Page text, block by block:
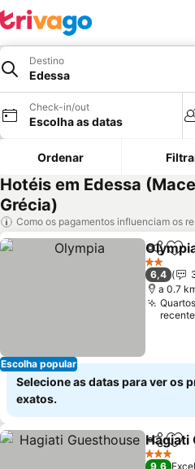
Destino
Edessa
Check-in/out
Escolha as datas
Ordenar
Hotéis em Edessa
Grécia)
Como os pagamentos influenciam os
Escolha popular
Partilhar
2 Estrelas
6,4
a 0.7
Selecione as datas para ver os
exatos.
Partilhar
Hagiati
3 Estrelas
9,6